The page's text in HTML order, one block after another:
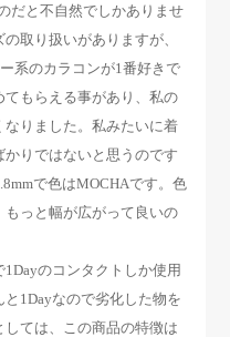
だと不自然でしかありませ
取り扱いがありますが、
系のカラコンが1番好きで
もらえる事があり、私の
りました。私みたいに着
りではないと思うのです
で色はMOCHAです。色
っと幅が広がって良いの
のコンタクトしか使用
1Dayなので劣化した物を
ては、この商品の特徴は